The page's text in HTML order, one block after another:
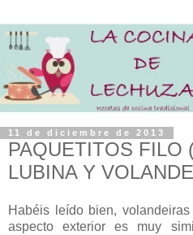
11 de diciembre de 2013
PAQUETITOS FILO
LUBINA Y
Habéis leído bien,
aspecto exterior es muy